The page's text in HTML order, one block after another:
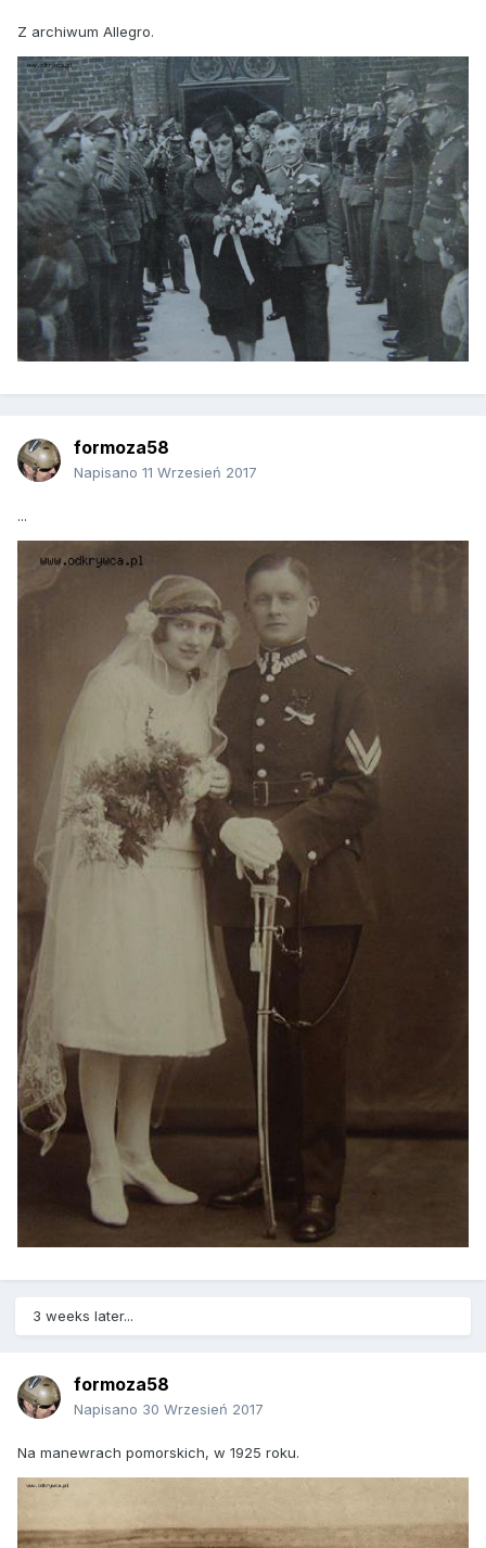
Z archiwum Allegro.
formoza58
Napisano 11 Wrzesień 2017
...
3 weeks later...
formoza58
Napisano 30 Wrzesień 2017
Na manewrach pomorskich, w 1925 roku.